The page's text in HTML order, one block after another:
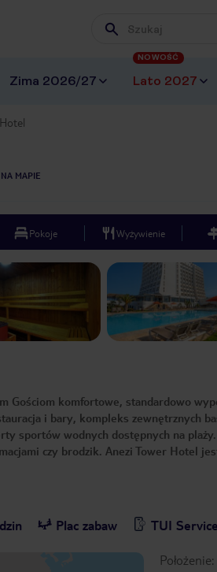
Wpisz frazę, której
Zima 2026/27 Lato 2027
NOWOŚĆ
MAPIE
Pokoje Wyżywienie
Gościom komfortowe, standardowo
i bary, kompleks zewnętrznych
sportów wodnych dostępnych na plaży.
czy brodzik. Anezi Tower Hotel
Plac zabaw TUI
Położenie: